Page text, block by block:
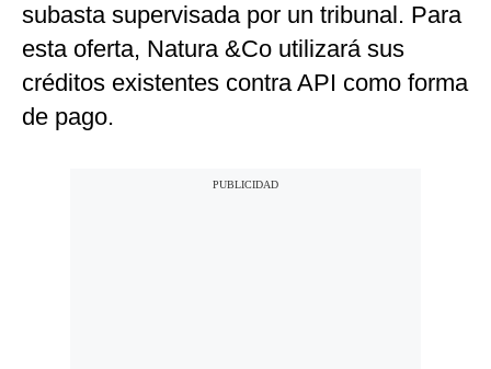
subasta supervisada por un tribunal. Para
esta oferta, Natura &Co utilizará sus
créditos existentes contra API como forma
de pago.